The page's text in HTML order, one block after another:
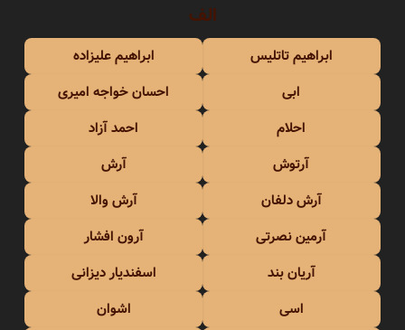
الف
ابراهیم تاتلیس
ابراهیم علیزاده
ابی
احسان خواجه امیری
احلام
احمد آزاد
آرتوش
آرش
آرش دلفان
آرش والا
آرمین نصرتی
آرون افشار
آریان بند
اسفندیار دیزانی
اسی
اشوان